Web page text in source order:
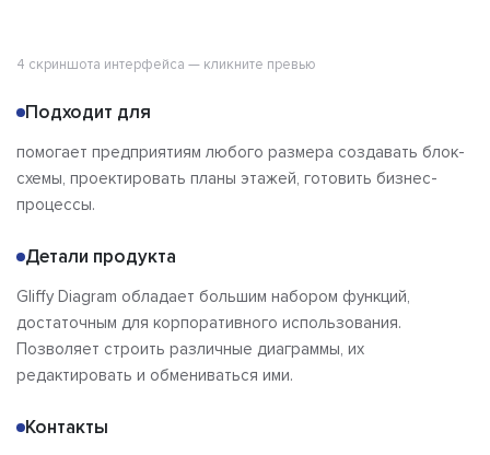
4 скриншота интерфейса — кликните превью
Подходит для
помогает предприятиям любого размера создавать блок-
схемы, проектировать планы этажей, готовить бизнес-
процессы.
Детали продукта
Gliffy Diagram обладает большим набором функций,
достаточным для корпоративного использования.
Позволяет строить различные диаграммы, их
редактировать и обмениваться ими.
Контакты